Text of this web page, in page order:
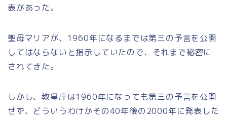
表があった。
聖母マリアが、1960年になるまでは第三の予言を公開
してはならないと指示していたので、それまで秘密に
されてきた。
しかし、教皇庁は1960年になっても第三の予言を公開
せず、どういうわけかその40年後の2000年に発表した